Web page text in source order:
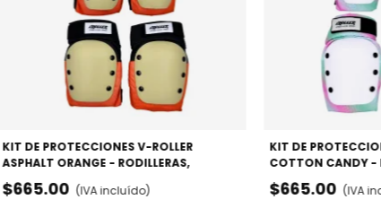
KIT DE PROTECCIONES V-ROLLER
ASPHALT ORANGE - RODILLERAS,
CODERAS Y MUÑEQUERAS
$665.00 (IVA incluído)
KIT DE
COTTON CANDY -
CODERAS Y
$665.00 (IVA